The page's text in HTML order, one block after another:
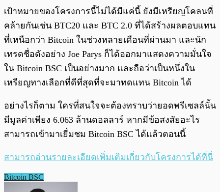
เป้าหมายของโครงการนี้ไม่ได้มีแค่นี้ ยังมีเหรียญโคลนที่
คล้ายกันเช่น BTC20 และ BTC 2.0 ที่ได้สร้างผลตอบแทน
ที่เหนือกว่า Bitcoin ในช่วงหลายเดือนที่ผ่านมา และนัก
เทรดชื่อดังอย่าง Joe Parys ก็ได้ออกมาแสดงความมั่นใจ
ใน Bitcoin BSC เป็นอย่างมาก และถือว่าเป็นหนึ่งใน
เหรียญทางเลือกที่ดีที่สุดที่จะมาทดแทน Bitcoin ได้
อย่างไรก็ตาม ใครที่สนใจจะต้องทราบว่ายอดพรีเซลล์นั้น
มีมูลค่าเพียง 6.063 ล้านดอลลาร์ หากมีข้อสงสัยอะไร
สามารถเข้ามาเยื่มชม Bitcoin BSC ได้แล้วตอนนี้
สามารถอ่านรายละเอียดเพิ่มเติมเกี่ยวกับโครงการได้ที่นี่
Bitcoin BSC